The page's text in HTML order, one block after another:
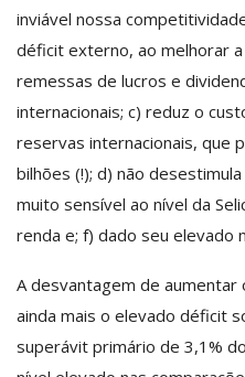
inviável nossa
déficit externo, ao melhorar
remessas de lucros e
internacionais; c) reduz o
reservas internacionais, que
bilhões (!); d) não
muito sensível ao nível da
renda e; f) dado seu elevado
A desvantagem de
ainda mais o elevado déficit
superávit primário de 3,1%